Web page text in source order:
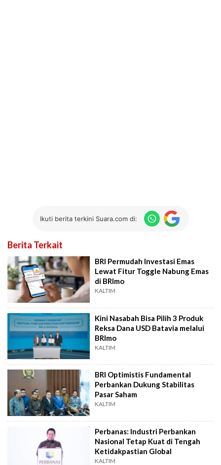
Ikuti berita terkini Suara.com di:
Berita Terkait
BRI Permudah Investasi Emas
Lewat Fitur Toggle Nabung Emas
di BRImo
KALTIM
Kini Nasabah Bisa Pilih 3 Produk
Reksa Dana USD Batavia melalui
BRImo
KALTIM
BRI Optimistis Fundamental
Perbankan Dukung Stabilitas
Pasar Saham
KALTIM
Perbanas: Industri Perbankan
Nasional Tetap Kuat di Tengah
Ketidakpastian Global
KALTIM